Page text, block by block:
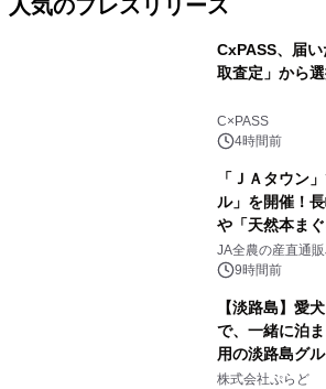
人気のプレスリリース
CxPASS、届
取査定」から選
C×PASS
4時間前
「ＪＡタウン
ル」を開催！
や「天然本ま
販売！～毎月
JA全農の産直通
9時間前
【淡路島】愛
で、一緒に泊
用の淡路島グ
プール グラン
株式会社ぷらど